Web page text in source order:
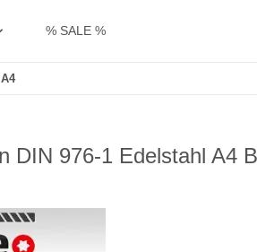
% SALE %
DIN 976-1 Edelstahl A4